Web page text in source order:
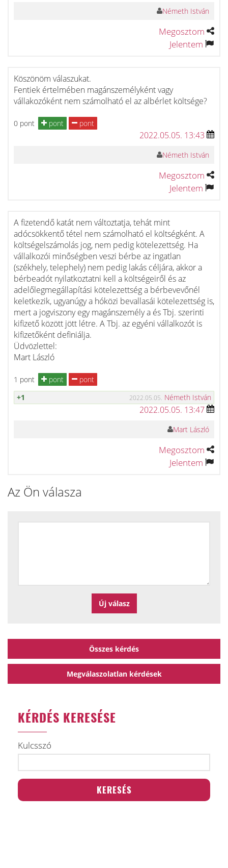
Németh István
Megosztom
Jelentem
Köszönöm válaszukat.
Fentiek értelmében magánszemélyként vagy
vállakozóként nem számolható el az albérlet költsége?
0 pont pont pont
2022.05.05. 13:43
Németh István
Megosztom
Jelentem
A fizetendő katát nem változtatja, tehát mint
adócsökkentő tétel nem számolható el költségként. A
költségelszámolás jog, nem pedig kötelezettség. Ha
vállalkozói minőségben veszi bérbe az ingatlan
(székhely, telephely) nem pedig lakás céljára, akkor a
bérbeadót nyilatkoztatni kell a költségeiről és az
adelőlegmegállapítási kötelezettség a bérbevevőnél
keletkezik, ugyanúgy a hóközi bevallasái kötelezettség is,
mert a jogviszony egy magánszemély a és Tbj. szerinti
kifizető között jött létre. A Tbj. az egyéni vállalkozót is
kifizetőként definiálja.
Üdvözlettel:
Mart László
1 pont pont
pont
+1
2022.05.05. Németh István
2022.05.05. 13:47
Mart László
Megosztom
Jelentem
Az Ön válasza
Összes kérdés
Megválaszolatlan kérdések
KÉRDÉS KERESÉSE
Kulcsszó